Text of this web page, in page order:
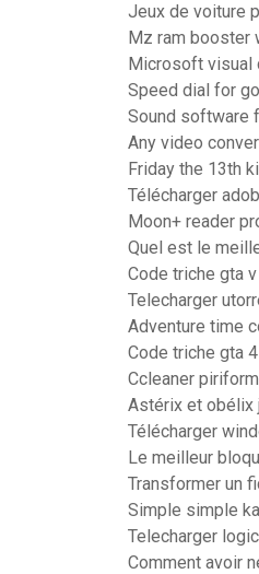
Jeux de voiture
Mz ram booster
Microsoft visual
Speed dial for
Sound software
Any video
Friday the 13th
Télécharger
Moon+ reader
Quel est le
Code triche gta
Telecharger
Adventure time
Code triche gta
Ccleaner
Astérix et obélix
Télécharger
Le meilleur
Transformer un
Simple simple
Telecharger
Comment avoir